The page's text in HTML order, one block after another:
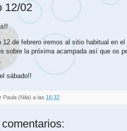
12/02
12 de febrero iremos al sitio habitual en
sobre la próxima acampada así que os
sábado!!
Paula (Nila) a las 16:32